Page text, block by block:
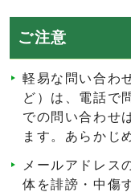
ご注意
軽易な問い合わ
ど）は、電話で
での問い合わせ
ます。あらかじ
メールアドレス
体を誹謗・中傷